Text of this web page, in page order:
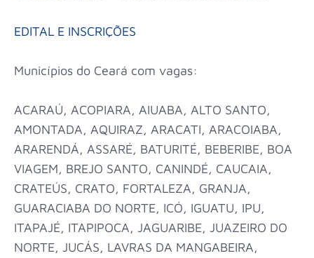
EDITAL E INSCRIÇÕES
Municípios do Ceará com vagas:
ACARAÚ, ACOPIARA, AIUABA, ALTO SANTO,
AMONTADA, AQUIRAZ, ARACATI, ARACOIABA,
ARARENDÁ, ASSARÉ, BATURITÉ, BEBERIBE, BOA
VIAGEM, BREJO SANTO, CANINDÉ, CAUCAIA,
CRATEÚS, CRATO, FORTALEZA, GRANJA,
GUARACIABA DO NORTE, ICÓ, IGUATU, IPU,
ITAPAJÉ, ITAPIPOCA, JAGUARIBE, JUAZEIRO DO
NORTE, JUCÁS, LAVRAS DA MANGABEIRA,